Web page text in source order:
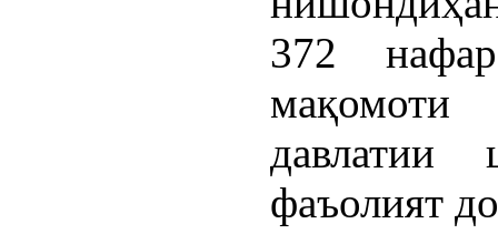
372
фаъолият